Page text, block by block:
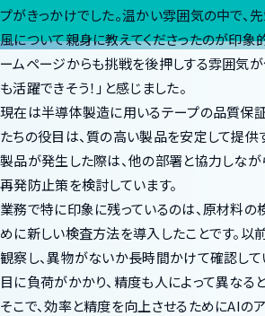
プがきっかけでした。温かい雰囲気の中で、
風について親身に教えてくださったのが印象
ームページからも挑戦を後押しする雰囲気が
も活躍できそう！」と感じました。
現在は半導体製造に用いるテープの品質保
たちの役目は、質の高い製品を安定して提供
製品が発生した際は、他の部署と協力しなが
再発防止策を検討しています。
業務で特に印象に残っているのは、原材料
めに新しい検査方法を導入したことです。
観察し、異物がないか長時間かけて確認して
目に負荷がかかり、精度も人によって異なる
そこで、効率と精度を向上させるためにAIの